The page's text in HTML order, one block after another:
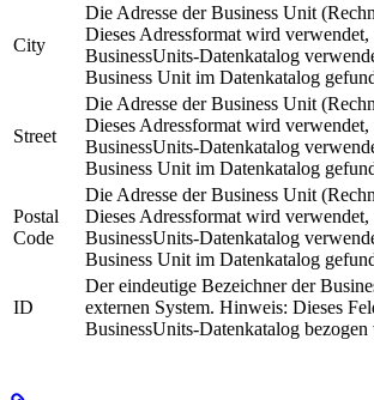
City
Die Adresse der Business Unit
Dieses Adressformat wird
BusinessUnits-Datenkatalog
Business Unit im Datenkatalog
Street
Die Adresse der Business Unit
Dieses Adressformat wird
BusinessUnits-Datenkatalog
Business Unit im Datenkatalog
Postal
Code
Die Adresse der Business Unit
Dieses Adressformat wird
BusinessUnits-Datenkatalog
Business Unit im Datenkatalog
ID
Der eindeutige Bezeichner der
externen System. Hinweis: Dieses
BusinessUnits-Datenkatalog bezogen